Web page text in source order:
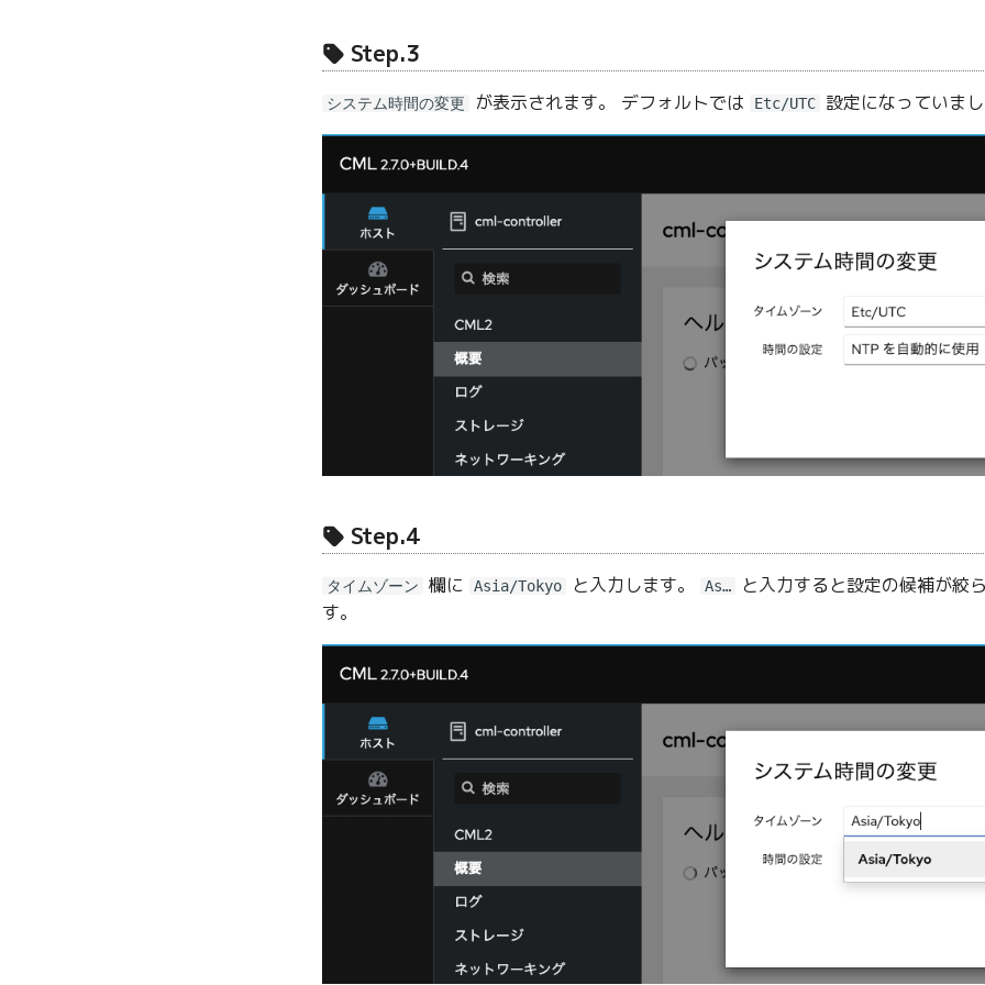
Step.3
システム時間の変更 が表示されます。 デフォルトでは Etc/UTC 設定になっていま
Step.4
タイムゾーン 欄に Asia/Tokyo と入力します。 As…
と入力すると設定の候補が絞
す。